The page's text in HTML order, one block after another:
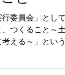
生きる
と
委員会」として
える～」という